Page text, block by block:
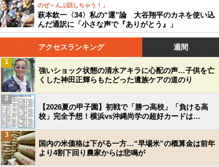
のぜ～んぶ話しちゃう！」
萩本欽一〈34〉私の“運”論 大谷翔平のカネを使い込
んだ通訳に「小さな声で『ありがとう』」
アクセスランキング 週間
強いショック状態の清水アキラに心配の声…子供を亡
くした神田正輝らもたどった遺族ケアの道のり
1
【2026夏の甲子園】初戦で「勝つ高校」「負ける高
校」完全予想！横浜vs沖縄尚学の超好カードは…
2
国内の米価格は下がる一方…“早場米”の概算金は前年
より4割下回り農家からは悲鳴が
3